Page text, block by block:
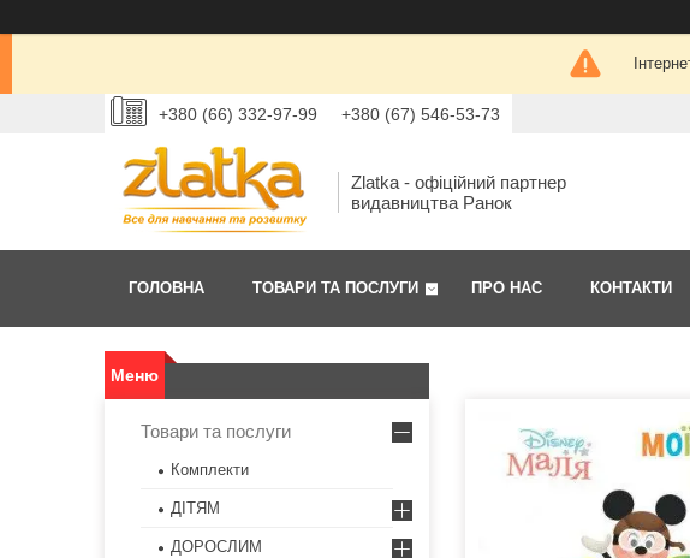
+380 (66) 332-97-99 +380 (67) 546-53-73
Zlatka - офіційний партнер
видавництва Ранок
ГОЛОВНА ТОВАРИ ТА ПОСЛУГИ ПРО НАС КОНТАКТИ
Товари та послуги
Комплекти
ДІТЯМ
ДОРОСЛИМ